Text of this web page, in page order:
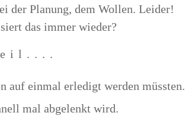
der Planung, dem Wollen. Leider!
das immer wieder?
auf einmal erledigt werden müssten.
mal abgelenkt wird.